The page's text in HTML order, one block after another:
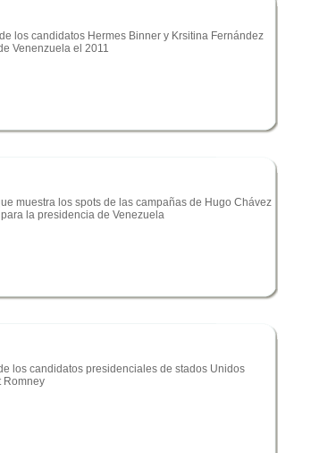
los candidatos Hermes Binner y Krsitina Fernández
Venenzuela el 2011
muestra los spots de las campañas de Hugo Chávez
la presidencia de Venezuela
los candidatos presidenciales de stados Unidos
Romney